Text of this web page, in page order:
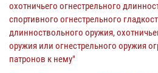
охотничьего огнестрельного
спортивного огнестрельного
длинноствольного оружия,
оружия или огнестрельного оружия
патронов к нему"